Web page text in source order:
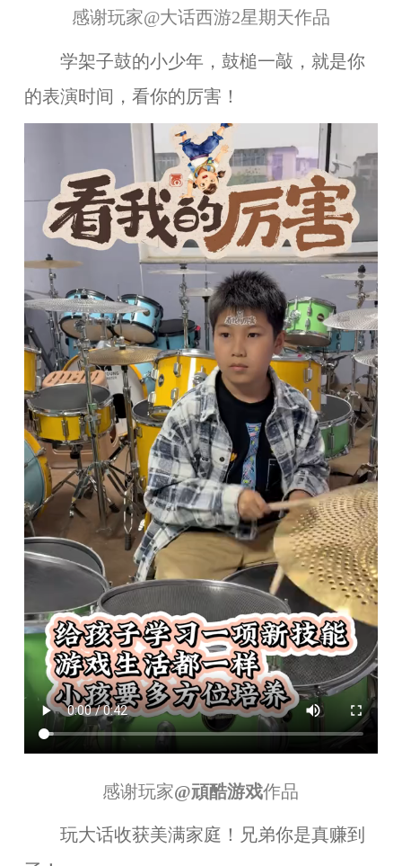
感谢玩家@大话西游2星期天作品
学架子鼓的小少年，鼓槌一敲，就是你
的表演时间，看你的厉害！
感谢玩家@頑酷游戏作品
玩大话收获美满家庭！兄弟你是真赚到